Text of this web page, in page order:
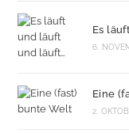
Es
6.
Eine
2.